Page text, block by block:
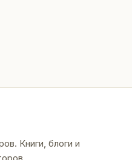
Книги, блоги и